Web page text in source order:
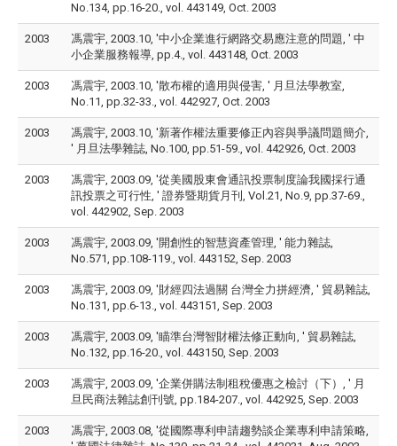
No.134, pp.16-20., vol. 443149, Oct. 2003
2003
馮震宇, 2003.10, '中小企業進行網路交易應注意的問題, ' 中
小企業服務報導, pp.4., vol. 443148, Oct. 2003
2003
馮震宇, 2003.10, '散布權的適用與侵害, ' 月旦法學教室,
No.11, pp.32-33., vol. 442927, Oct. 2003
2003
馮震宇, 2003.10, '新著作權法重要修正內容與爭議問題簡介,
' 月旦法學雜誌, No.100, pp.51-59., vol. 442926, Oct. 2003
2003
馮震宇, 2003.09, '從美國股東會通訊投票制度論我國採行通
訊投票之可行性, ' 證券暨期貨月刊, Vol.21, No.9, pp.37-69.,
vol. 442902, Sep. 2003
2003
馮震宇, 2003.09, '開創性的智慧資產管理, ' 能力雜誌,
No.571, pp.108-119., vol. 443152, Sep. 2003
2003
馮震宇, 2003.09, '財經四法過關 台灣全力拼經濟, ' 貿易雜誌,
No.131, pp.6-13., vol. 443151, Sep. 2003
2003
馮震宇, 2003.09, '瞄準台灣智財權法修正動向, ' 貿易雜誌,
No.132, pp.16-20., vol. 443150, Sep. 2003
2003
馮震宇, 2003.09, '企業併購法制租稅優惠之檢討（下）, ' 月
旦民商法雜誌創刊號, pp.184-207., vol. 442925, Sep. 2003
2003
馮震宇, 2003.08, '從國際專利申請趨勢談企業專利申請策略,